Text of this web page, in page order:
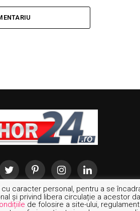
SI CONDITII POLITICA COOKIE CONTACT
caracter personal, pentru a se
privind libera circulație a acestor
de folosire a site-ului,